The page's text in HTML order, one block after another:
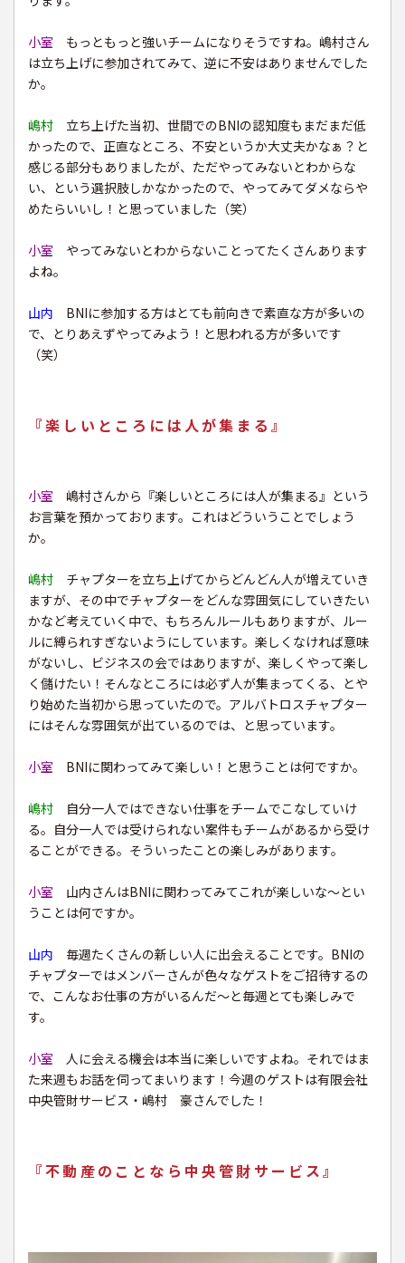
小室 もっともっと強いチームになりそうですね。嶋村さん
は立ち上げに参加されてみて、逆に不安はありませんでした
か。
嶋村 立ち上げた当初、世間でのBNIの認知度もまだまだ低
かったので、正直なところ、不安というか大丈夫かなぁ？と
感じる部分もありましたが、ただやってみないとわからな
い、という選択肢しかなかったので、やってみてダメならや
めたらいいし！と思っていました（笑）
小室 やってみないとわからないことってたくさんあります
よね。
山内 BNIに参加する方はとても前向きで素直な方が多いの
で、とりあえずやってみよう！と思われる方が多いです
（笑）
『楽しいところには人が集まる』
小室 嶋村さんから『楽しいところには人が集まる』という
お言葉を預かっております。これはどういうことでしょう
か。
嶋村 チャプターを立ち上げてからどんどん人が増えていき
ますが、その中でチャプターをどんな雰囲気にしていきたい
かなど考えていく中で、もちろんルールもありますが、ルー
ルに縛られすぎないようにしています。楽しくなければ意味
がないし、ビジネスの会ではありますが、楽しくやって楽し
く儲けたい！そんなところには必ず人が集まってくる、とや
り始めた当初から思っていたので。アルバトロスチャプター
にはそんな雰囲気が出ているのでは、と思っています。
小室 BNIに関わってみて楽しい！と思うことは何ですか。
嶋村 自分一人ではできない仕事をチームでこなしていけ
る。自分一人では受けられない案件もチームがあるから受け
ることができる。そういったことの楽しみがあります。
小室
山内さんはBNIに関わってみてこれが楽しいな〜とい
うことは何ですか。
山内 毎週たくさんの新しい人に出会えることです。BNIの
チャプターではメンバーさんが色々なゲストをご招待するの
で、こんなお仕事の方がいるんだ〜と毎週とても楽しみで
す。
小室 人に会える機会は本当に楽しいですよね。それではま
た来週もお話を伺ってまいります！今週のゲストは有限会社
中央管財サービス・嶋村 豪さんでした！
『不動産のことなら中央管財サービス』